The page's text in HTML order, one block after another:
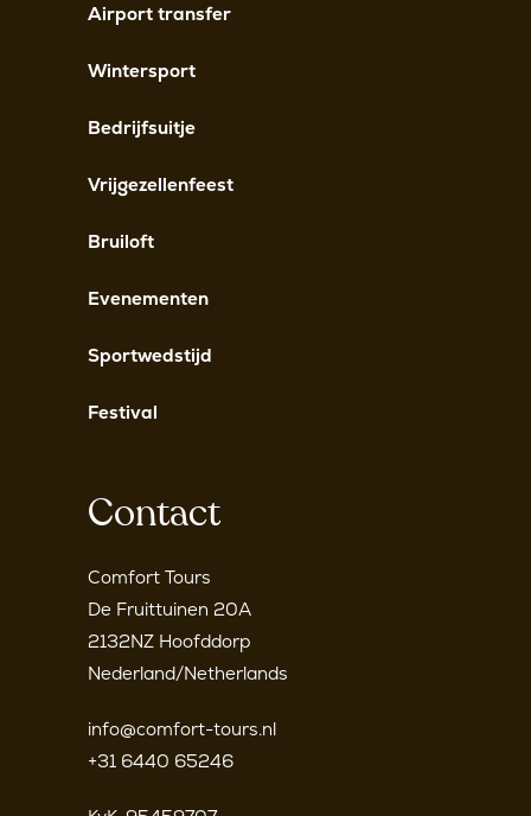
Airport transfer
Wintersport
Bedrijfsuitje
Vrijgezellenfeest
Bruiloft
Evenementen
Sportwedstijd
Festival
Contact
Comfort Tours
De Fruittuinen 20A
2132NZ Hoofddorp
Nederland/Netherlands
info@comfort-tours.nl
+31 6440 65246